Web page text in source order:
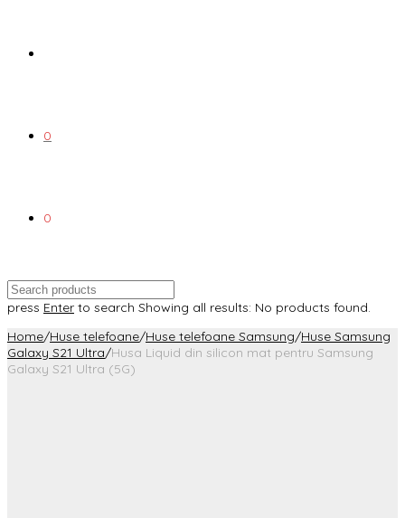
0
0
press Enter to search Showing all results: No products found.
Home/Huse telefoane/Huse telefoane Samsung/Huse Samsung
Galaxy S21 Ultra/Husa Liquid din silicon mat pentru Samsung
Galaxy S21 Ultra (5G)